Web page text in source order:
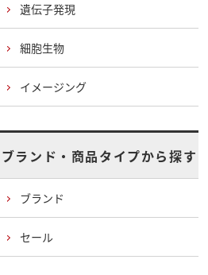
遺伝子発現
細胞生物
イメージング
ブランド・商品タイプから探す
ブランド
セール